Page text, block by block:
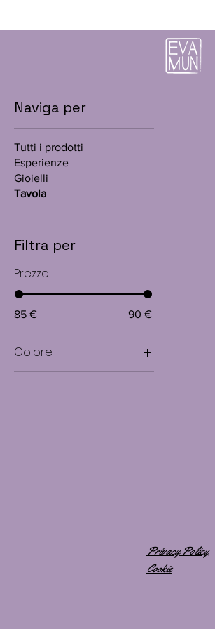
Naviga per
Tutti i prodotti
Esperienze
Gioielli
Tavola
Filtra per
Prezzo
85 € 90 €
Colore
Privacy Policy
Cookie